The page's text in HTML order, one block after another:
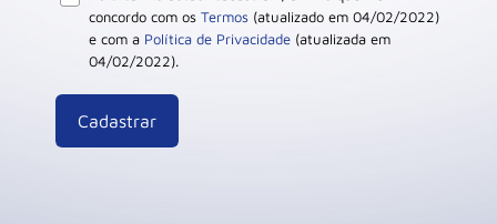
concordo com os Termos (atualizado em 04/02/2022)
e com a Política de Privacidade (atualizada em
04/02/2022).